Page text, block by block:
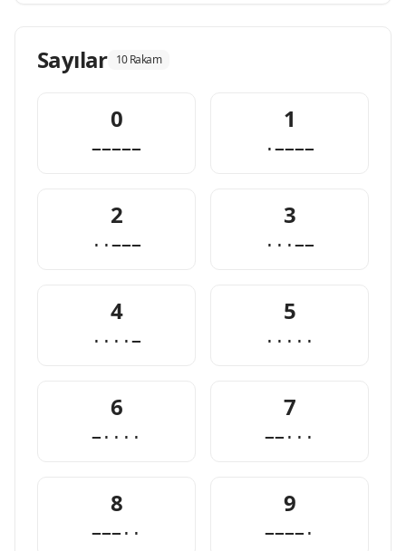
Sayılar 10 Rakam
0
−−−−−
1
·−−−−
2
··−−−
3
···−−
4
····−
5
·····
6
−····
7
−−···
8
−−−··
9
−−−−·